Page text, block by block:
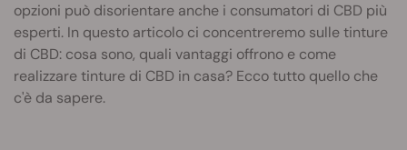
opzioni può disorientare anche i consumatori di CBD più
esperti. In questo articolo ci concentreremo sulle tinture
di CBD: cosa sono, quali vantaggi offrono e come
realizzare tinture di CBD in casa? Ecco tutto quello che
c'è da sapere.